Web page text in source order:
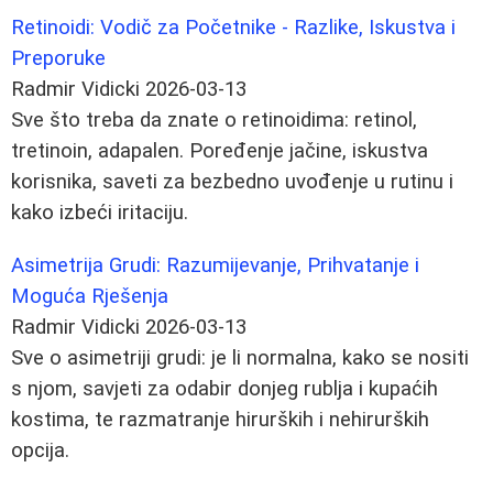
Retinoidi: Vodič za Početnike - Razlike, Iskustva i
Preporuke
Radmir Vidicki 2026-03-13
Sve što treba da znate o retinoidima: retinol,
tretinoin, adapalen. Poređenje jačine, iskustva
korisnika, saveti za bezbedno uvođenje u rutinu i
kako izbeći iritaciju.
Asimetrija Grudi: Razumijevanje, Prihvatanje i
Moguća Rješenja
Radmir Vidicki 2026-03-13
Sve o asimetriji grudi: je li normalna, kako se nositi
s njom, savjeti za odabir donjeg rublja i kupaćih
kostima, te razmatranje hirurških i nehirurških
opcija.